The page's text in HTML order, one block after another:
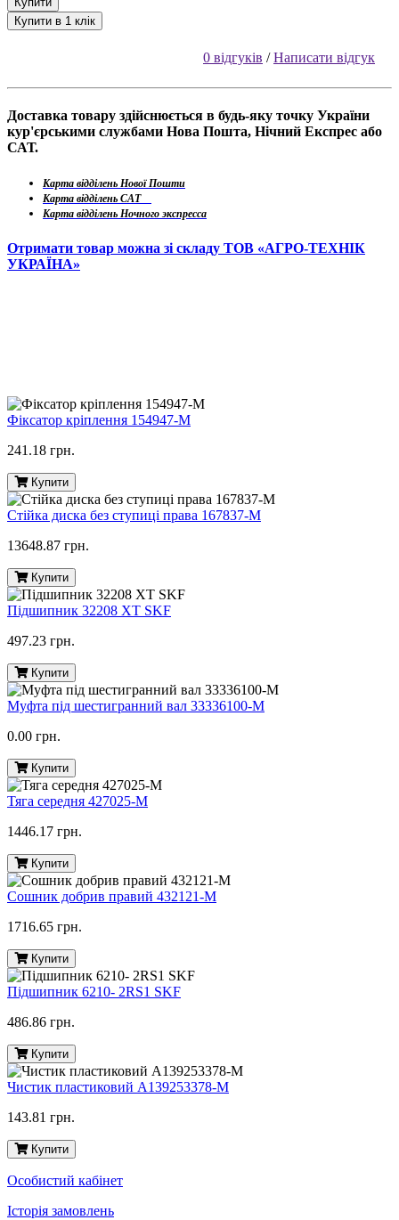
Купити в 1 клік
0 відгуків /Написати відгук
Доставка товару здійснюється в будь-яку точку України
кур'єрськими службами Нова Пошта, Нічний Експрес або
САТ.
Карта відділень Нової Пошти
Карта відділень САТ
Карта відділень Ночного экспресса
Отримати товар можна зі складу ТОВ «АГРО-ТЕХНІК
УКРАЇНА»
Фіксатор кріплення 154947-M
241.18 грн.
Купити
Стійка диска без ступиці права 167837-M
13648.87 грн.
Купити
Підшипник 32208 ХТ SKF
497.23 грн.
Купити
Муфта під шестигранний вал 33336100-M
0.00 грн.
Купити
Тяга середня 427025-M
1446.17 грн.
Купити
Сошник добрив правий 432121-M
1716.65 грн.
Купити
Підшипник 6210- 2RS1 SKF
486.86 грн.
Купити
Чистик пластиковий A139253378-M
143.81 грн.
Купити
Особистий кабінет
Історія замовлень